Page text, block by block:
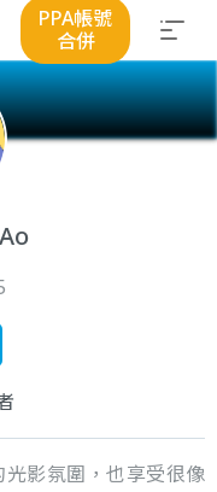
PPA帳號
合併
影氛圍，也享受很像